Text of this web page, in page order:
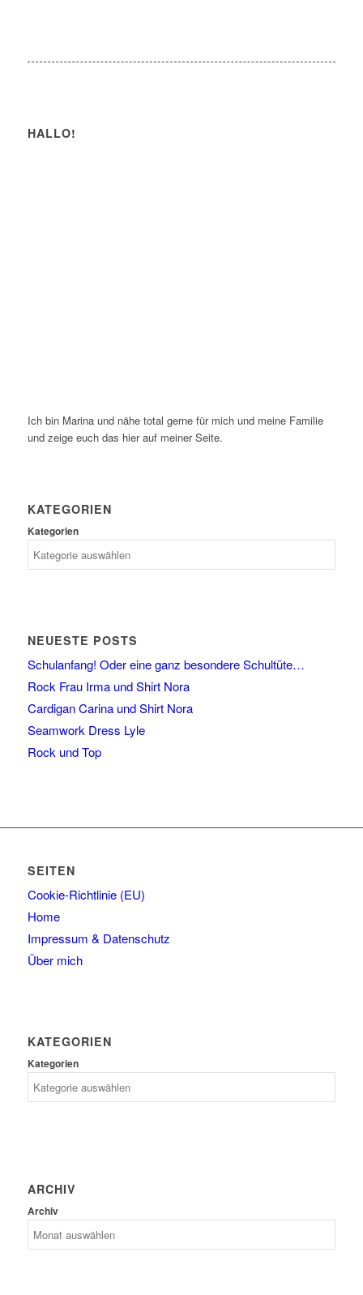
HALLO!
Ich bin Marina und nähe total gerne für mich und meine Familie
und zeige euch das hier auf meiner Seite.
KATEGORIEN
Kategorien
NEUESTE POSTS
Schulanfang! Oder eine ganz besondere Schultüte…
Rock Frau Irma und Shirt Nora
Cardigan Carina und Shirt Nora
Seamwork Dress Lyle
Rock und Top
SEITEN
Cookie-Richtlinie (EU)
Home
Impressum & Datenschutz
Über mich
KATEGORIEN
Kategorien
ARCHIV
Archiv